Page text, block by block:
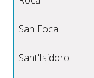
San Foca
Sant'Isidoro